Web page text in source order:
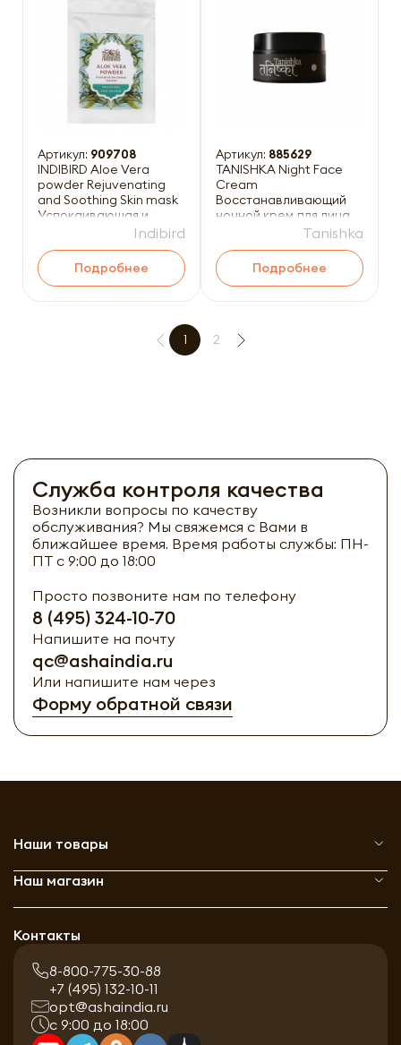
Артикул: 909708
INDIBIRD Aloe Vera
powder Rejuvenating
and Soothing Skin mask
Успокаивающая и
восстанавливающая
Indibird
Подробнее
Артикул: 885629
TANISHKA Night Face
Cream
Восстанавливающий
ночной крем для лица
Tanishka
Подробнее
1 2
Служба контроля качества
Возникли вопросы по качеству
обслуживания? Мы свяжемся с Вами в
ближайшее время. Время работы службы: ПН-
ПТ с 9:00 до 18:00
Просто позвоните нам по телефону
8 (495) 324-10-70
Напишите на почту
qc@ashaindia.ru
Или напишите нам через
Форму обратной связи
Наши товары
Наш магазин
Контакты
8-800-775-30-88
+7 (495) 132-10-11
opt@ashaindia.ru
с 9:00 до 18:00